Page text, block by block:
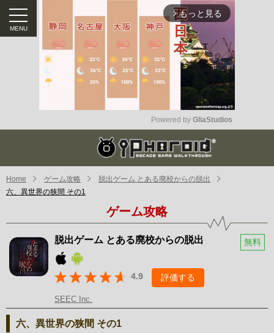
arrow_forward_ios もっと見る
Mute
Powered by GliaStudios
Home ゲーム攻略
脱出ゲーム とある廃校からの脱出
六、異世界の狭間 その1
ゲーム攻略
脱出ゲーム とある廃校からの脱出 無料
4.9 評価する
SEEC Inc.
六、異世界の狭間 その1